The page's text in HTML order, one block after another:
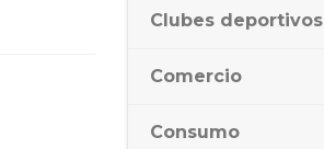
Clubes deportivos
Comercio
Consumo